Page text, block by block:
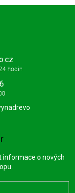
informace o nových